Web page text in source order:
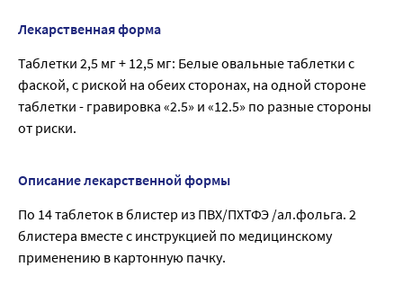
Лекарственная форма
Таблетки 2,5 мг + 12,5 мг: Белые овальные таблетки с
фаской, с риской на обеих сторонах, на одной стороне
таблетки - гравировка «2.5» и «12.5» по разные стороны
от риски.
Описание лекарственной формы
По 14 таблеток в блистер из ПВХ/ПХТФЭ /ал.фольга. 2
блистера вместе с инструкцией по медицинскому
применению в картонную пачку.